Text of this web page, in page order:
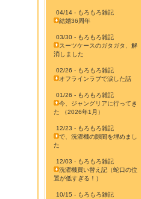
04/14 - もろもろ雑記
結婚36周年
03/30 - もろもろ雑記
スーツケースのガタガタ、解
消しました
02/26 - もろもろ雑記
オフラインラブで涙した話
01/26 - もろもろ雑記
今、ジャングリアに行ってき
た （2026年1月）
12/23 - もろもろ雑記
で、洗濯機の隙間を埋めまし
た
12/03 - もろもろ雑記
洗濯機買い替え記（蛇口の位
置が低すぎる！）
10/15 - もろもろ雑記